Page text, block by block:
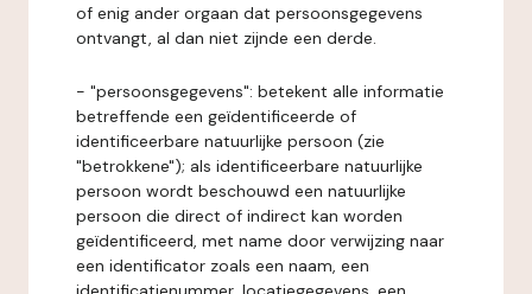
of enig ander orgaan dat persoonsgegevens
ontvangt, al dan niet zijnde een derde.
- "persoonsgegevens": betekent alle informatie
betreffende een geïdentificeerde of
identificeerbare natuurlijke persoon (zie
"betrokkene"); als identificeerbare natuurlijke
persoon wordt beschouwd een natuurlijke
persoon die direct of indirect kan worden
geïdentificeerd, met name door verwijzing naar
een identificator zoals een naam, een